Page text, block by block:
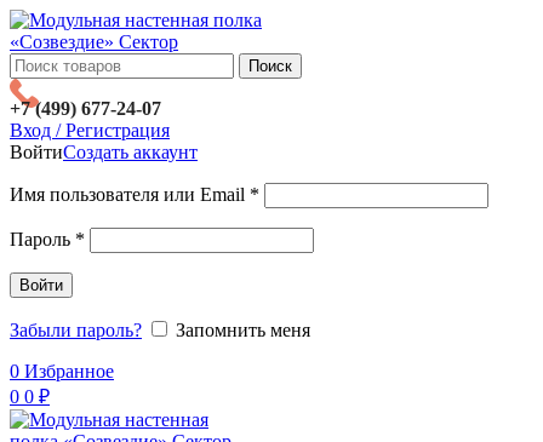
Поиск
+7 (499) 677-24-07
Вход / Регистрация
ВойтиСоздать аккаунт
Имя пользователя или Email *
Пароль *
Войти
Забыли пароль?
Запомнить меня
0 Избранное
0 0 ₽